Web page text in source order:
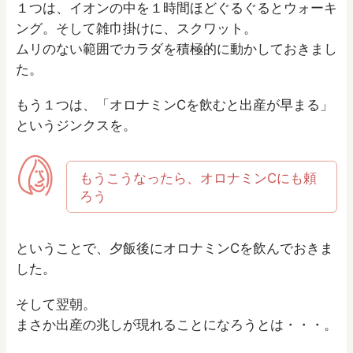
１つは、イオンの中を１時間ほどぐるぐるとウォーキ
ング。そして雑巾掛けに、スクワット。
ムリのない範囲でカラダを積極的に動かしておきまし
た。
もう１つは、「オロナミンCを飲むと出産が早まる」
というジンクスを。
もうこうなったら、オロナミンCにも頼
ろう
ということで、夕飯後にオロナミンCを飲んでおきま
した。
そして翌朝。
まさか出産の兆しが現れることになろうとは・・・。